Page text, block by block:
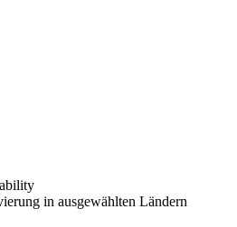
in ausgewählten Ländern